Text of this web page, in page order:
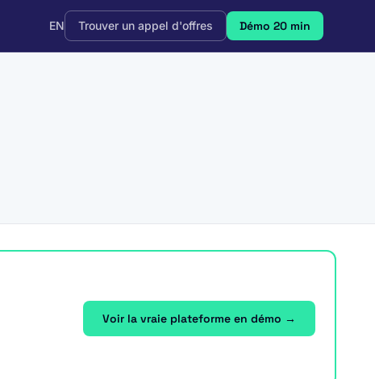
EN Trouver un appel d'offres Démo 20 min
Voir la vraie plateforme en démo →